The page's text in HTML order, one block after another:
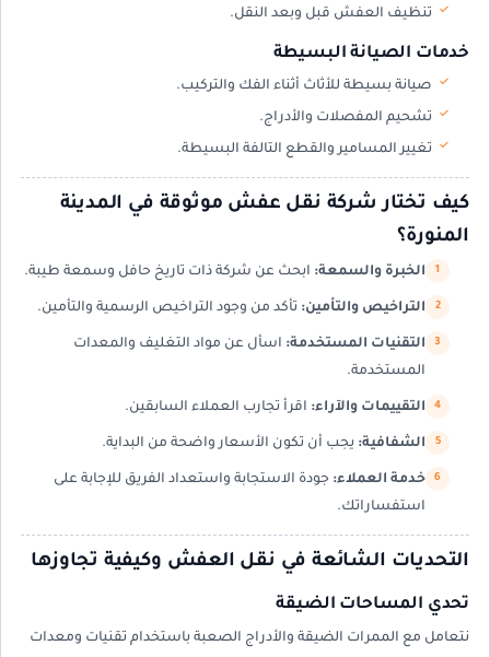
تنظيف العفش قبل وبعد النقل.
خدمات الصيانة البسيطة
صيانة بسيطة للأثاث أثناء الفك والتركيب.
تشحيم المفصلات والأدراج.
تغيير المسامير والقطع التالفة البسيطة.
كيف تختار شركة نقل عفش موثوقة في المدينة
المنورة؟
الخبرة والسمعة: ابحث عن شركة ذات تاريخ حافل وسمعة طيبة.
التراخيص والتأمين: تأكد من وجود التراخيص الرسمية والتأمين.
التقنيات المستخدمة: اسأل عن مواد التغليف والمعدات
المستخدمة.
التقييمات والآراء: اقرأ تجارب العملاء السابقين.
الشفافية: يجب أن تكون الأسعار واضحة من البداية.
خدمة العملاء: جودة الاستجابة واستعداد الفريق للإجابة على
استفساراتك.
التحديات الشائعة في نقل العفش وكيفية تجاوزها
تحدي المساحات الضيقة
نتعامل مع الممرات الضيقة والأدراج الصعبة باستخدام تقنيات ومعدات